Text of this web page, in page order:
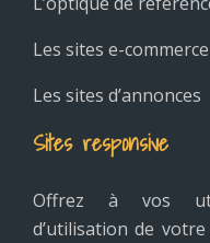
Les sites e-commerce
Les sites d’annonces
Sites responsive
Offrez à vos
d’utilisation de